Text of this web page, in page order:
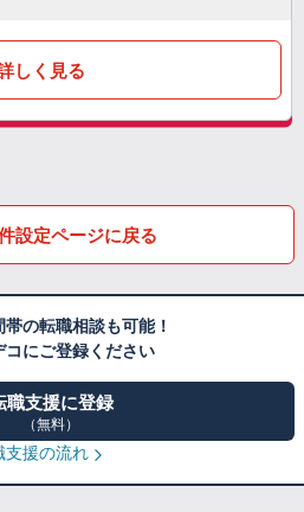
しく見る
設定ページに戻る
の転職相談も可能！
コにご登録ください
職支援に登録
（無料）
支援の流れ